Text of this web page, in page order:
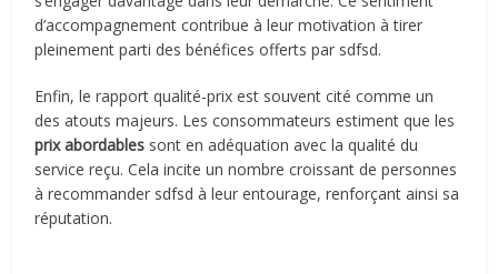
d’accompagnement contribue à leur motivation à tirer
pleinement parti des bénéfices offerts par sdfsd.
Enfin, le rapport qualité-prix est souvent cité comme un
des atouts majeurs. Les consommateurs estiment que les
prix abordables sont en adéquation avec la qualité du
service reçu. Cela incite un nombre croissant de personnes
à recommander sdfsd à leur entourage, renforçant ainsi sa
réputation.